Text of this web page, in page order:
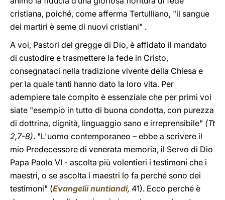
cristiana, poiché, come afferma Tertulliano, "il sangue
dei martiri è seme di nuovi cristiani" .
A voi, Pastori del gregge di Dio, è affidato il mandato
di custodire e trasmettere la fede in Cristo,
consegnataci nella tradizione vivente della Chiesa e
per la quale tanti hanno dato la loro vita. Per
adempiere tale compito è essenziale che per primi voi
siate "esempio in tutto di buona condotta, con purezza
di dottrina, dignità, linguaggio sano e irreprensibile" (Tt
2,7-8). "L'uomo contemporaneo – ebbe a scrivere il
mio Predecessore di venerata memoria, il Servo di Dio
Papa Paolo VI - ascolta più volentieri i testimoni che i
maestri, o se ascolta i maestri lo fa perché sono dei
testimoni" (Evangelii nuntiandi, 41). Ecco perché è